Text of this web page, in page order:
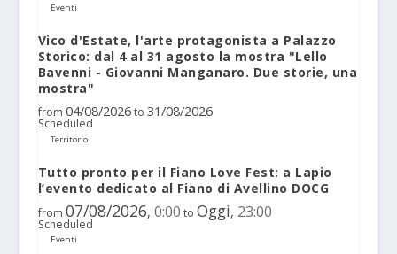
Eventi
Vico d'Estate, l'arte protagonista a Palazzo
Storico: dal 4 al 31 agosto la mostra "Lello
Bavenni - Giovanni Manganaro. Due storie, una
mostra"
from 04/08/2026 to 31/08/2026
Scheduled
Territorio
Tutto pronto per il Fiano Love Fest: a Lapio
l’evento dedicato al Fiano di Avellino DOCG
from 07/08/2026, 0:00 to Oggi, 23:00
Scheduled
Eventi